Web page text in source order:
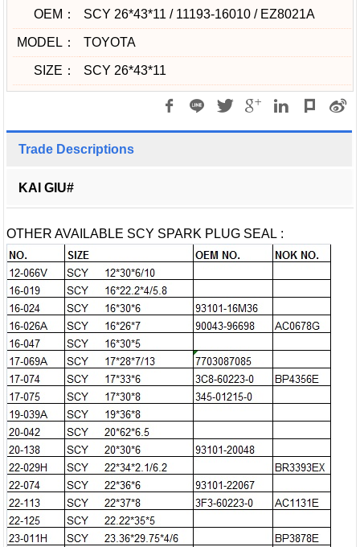
OEM： SCY 26*43*11 / 11193-16010 / EZ8021A
MODEL： TOYOTA
SIZE： SCY 26*43*11
Trade Descriptions
KAI GIU#
OTHER AVAILABLE SCY SPARK PLUG SEAL :